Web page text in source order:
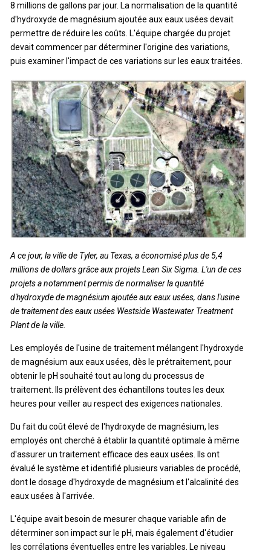
8 millions de gallons par jour. La normalisation de la quantité
d'hydroxyde de magnésium ajoutée aux eaux usées devait
permettre de réduire les coûts. L'équipe chargée du projet
devait commencer par déterminer l'origine des variations,
puis examiner l'impact de ces variations sur les eaux traitées.
A ce jour, la ville de Tyler, au Texas, a économisé plus de 5,4
millions de dollars grâce aux projets Lean Six Sigma. L'un de ces
projets a notamment permis de normaliser la quantité
d'hydroxyde de magnésium ajoutée aux eaux usées, dans l'usine
de traitement des eaux usées Westside Wastewater Treatment
Plant de la ville.
Les employés de l'usine de traitement mélangent l'hydroxyde
de magnésium aux eaux usées, dès le prétraitement, pour
obtenir le pH souhaité tout au long du processus de
traitement. Ils prélèvent des échantillons toutes les deux
heures pour veiller au respect des exigences nationales.
Du fait du coût élevé de l'hydroxyde de magnésium, les
employés ont cherché à établir la quantité optimale à même
d'assurer un traitement efficace des eaux usées. Ils ont
évalué le système et identifié plusieurs variables de procédé,
dont le dosage d'hydroxyde de magnésium et l'alcalinité des
eaux usées à l'arrivée.
L'équipe avait besoin de mesurer chaque variable afin de
déterminer son impact sur le pH, mais également d'étudier
les corrélations éventuelles entre les variables. Le niveau